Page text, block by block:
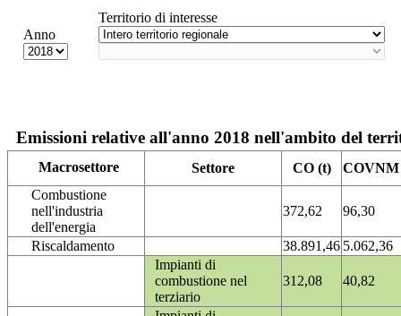
Anno
Territorio di interesse
Emissioni relative all'anno 2018 nell'ambito del
Macrosettore Settore CO (t)
COVNM
Combustione
nell'industria
dell'energia
372,62 96,30
Riscaldamento 38.891,46 5.062,36
Impianti di
combustione nel
terziario
312,08 40,82